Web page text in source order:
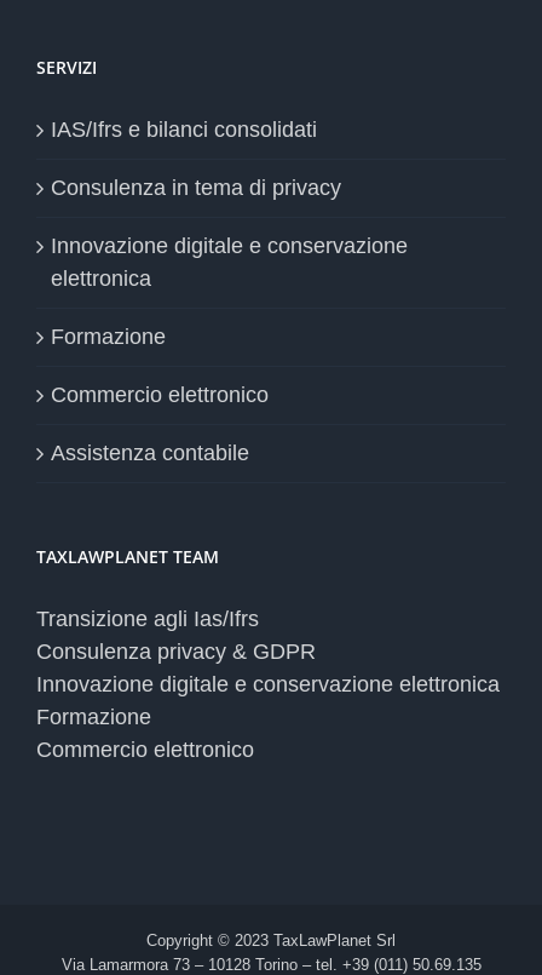
SERVIZI
IAS/Ifrs e bilanci consolidati
Consulenza in tema di privacy
Innovazione digitale e conservazione
elettronica
Formazione
Commercio elettronico
Assistenza contabile
TAXLAWPLANET TEAM
Transizione agli Ias/Ifrs
Consulenza privacy & GDPR
Innovazione digitale e conservazione elettronica
Formazione
Commercio elettronico
Copyright © 2023 TaxLawPlanet Srl
Via Lamarmora 73 – 10128 Torino – tel. +39 (011) 50.69.135